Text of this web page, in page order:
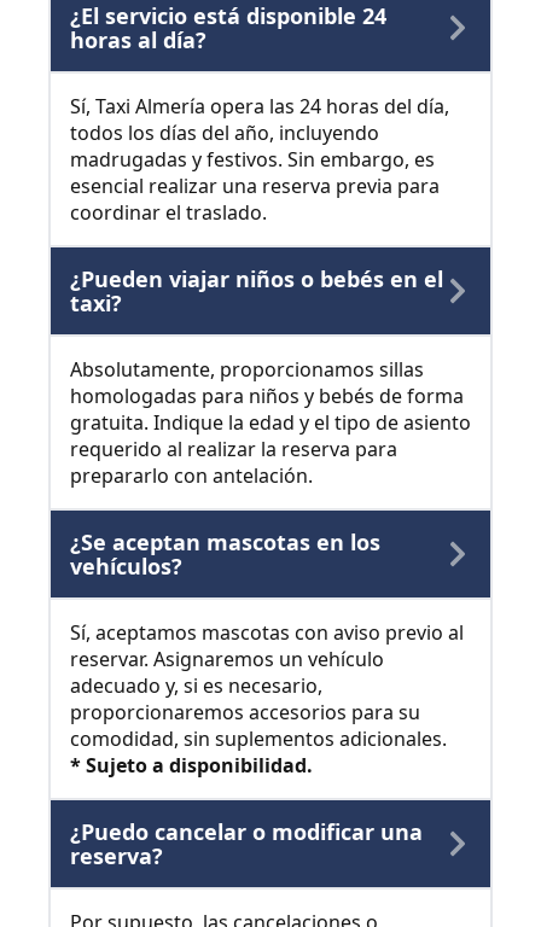
¿El servicio está disponible 24
horas al día?
Sí, Taxi Almería opera las 24 horas del día,
todos los días del año, incluyendo
madrugadas y festivos. Sin embargo, es
esencial realizar una reserva previa para
coordinar el traslado.
¿Pueden viajar niños o bebés en el
taxi?
Absolutamente, proporcionamos sillas
homologadas para niños y bebés de forma
gratuita. Indique la edad y el tipo de asiento
requerido al realizar la reserva para
prepararlo con antelación.
¿Se aceptan mascotas en los
vehículos?
Sí, aceptamos mascotas con aviso previo al
reservar. Asignaremos un vehículo
adecuado y, si es necesario,
proporcionaremos accesorios para su
comodidad, sin suplementos adicionales.
* Sujeto a disponibilidad.
¿Puedo cancelar o modificar una
reserva?